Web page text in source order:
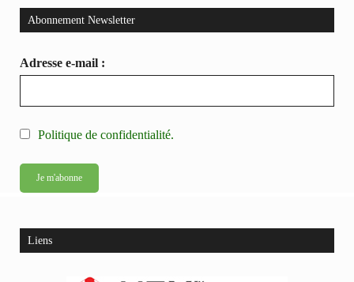
Abonnement Newsletter
Adresse e-mail :
Politique de confidentialité.
Liens